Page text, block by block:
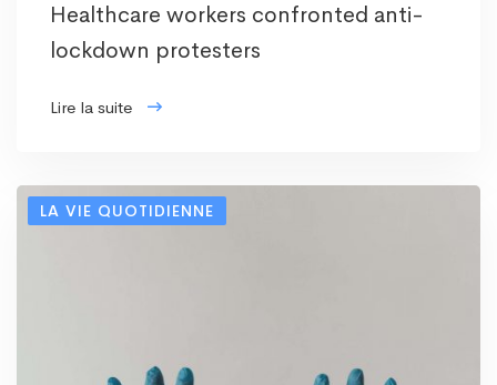
Healthcare workers confronted anti-
lockdown protesters
Lire la suite
LA VIE QUOTIDIENNE